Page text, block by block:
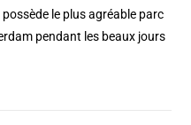
le plus agréable parc
pendant les beaux jours